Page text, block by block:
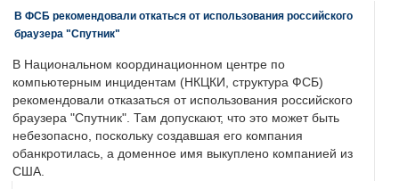
В ФСБ рекомендовали откаться от использования российского
браузера "Спутник"
В Национальном координационном центре по
компьютерным инцидентам (НКЦКИ, структура ФСБ)
рекомендовали отказаться от использования российского
браузера "Спутник". Там допускают, что это может быть
небезопасно, поскольку создавшая его компания
обанкротилась, а доменное имя выкуплено компанией из
США.